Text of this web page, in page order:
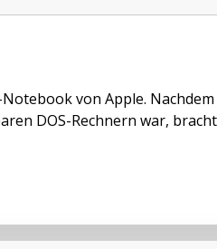
von Apple.
DOS-Rechnern war,